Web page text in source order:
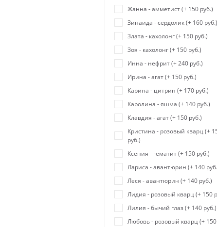
Жанна - амметист (+ 150 руб.)
Зинаида - сердолик (+ 160 руб.)
Злата - кахолонг (+ 150 руб.)
Зоя - кахолонг (+ 150 руб.)
Инна - нефрит (+ 240 руб.)
Ирина - агат (+ 150 руб.)
Карина - цитрин (+ 170 руб.)
Каролина - яшма (+ 140 руб.)
Клавдия - агат (+ 150 руб.)
Кристина - розовый кварц (+
руб.)
Ксения - гематит (+ 150 руб.)
Лариса - авантюрин (+ 140
Леся - авантюрин (+ 140 руб.)
Лидия - розовый кварц (+ 150
Лилия - бычий глаз (+ 140 руб.)
Любовь - розовый кварц (+ 150